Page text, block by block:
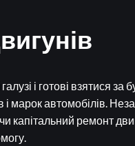
і готові взятися за
і марок автомобілів.
капітальний ремонт